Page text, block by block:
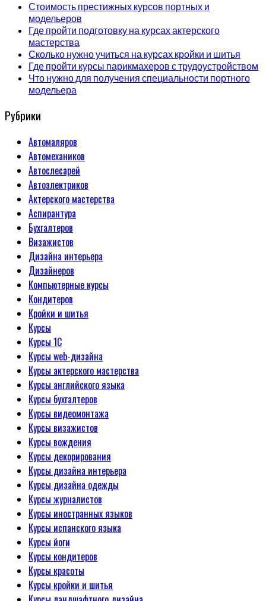
Стоимость престижных курсов портных и
модельеров
Где пройти подготовку на курсах актерского
мастерства
Сколько нужно учиться на курсах кройки и шитья
Где пройти курсы парикмахеров с трудоустройством
Что нужно для получения специальности портного
модельера
Рубрики
Автомаляров
Автомехаников
Автослесарей
Автоэлектриков
Актерского мастерства
Аспирантура
Бухгалтеров
Визажистов
Дизайна интерьера
Дизайнеров
Компьютерные курсы
Кондитеров
Кройки и шитья
Курсы
Курсы 1С
Курсы web-дизайна
Курсы актерского мастерства
Курсы английского языка
Курсы бухгалтеров
Курсы видеомонтажа
Курсы визажистов
Курсы вождения
Курсы декорирования
Курсы дизайна интерьера
Курсы дизайна одежды
Курсы журналистов
Курсы иностранных языков
Курсы испанского языка
Курсы йоги
Курсы кондитеров
Курсы красоты
Курсы кройки и шитья